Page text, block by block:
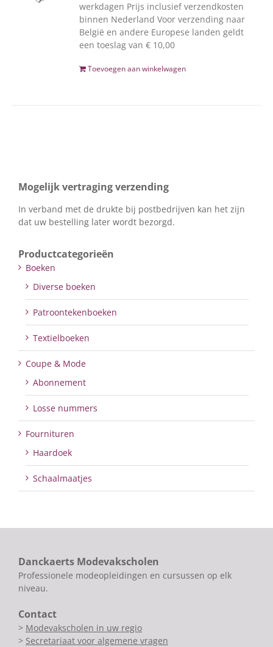
werkdagen Prijs inclusief verzendkosten
binnen Nederland Voor verzending naar
België en andere Europese landen geldt
een toeslag van € 10,00
Toevoegen aan winkelwagen
Mogelijk vertraging verzending
In verband met de drukte bij postbedrijven kan het zijn
dat uw bestelling later wordt bezorgd.
Productcategorieën
Boeken
Diverse boeken
Patroontekenboeken
Textielboeken
Coupe & Mode
Abonnement
Losse nummers
Fournituren
Haardoek
Schaalmaatjes
Danckaerts Modevakscholen
Professionele modeopleidingen en cursussen op elk
niveau.
Contact
> Modevakscholen in uw regio
> Secretariaat voor algemene vragen